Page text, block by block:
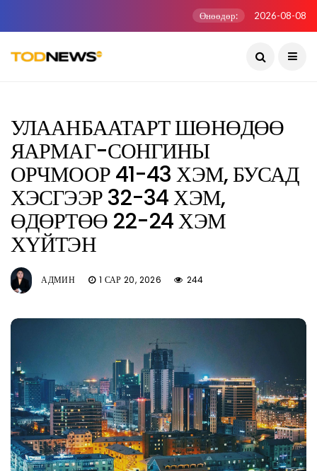
Өнөөдөр: 2026-08-08
УЛААНБААТАРТ ШӨНӨДӨӨ
ЯАРМАГ-СОНГИНЫ
ОРЧМООР 41-43 ХЭМ, БУСАД
ХЭСГЭЭР 32-34 ХЭМ,
ӨДӨРТӨӨ 22-24 ХЭМ
ХҮЙТЭН
АДМИН 1 САР 20, 2026 244